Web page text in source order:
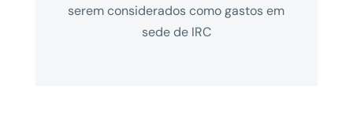
serem considerados como gastos em
sede de IRC